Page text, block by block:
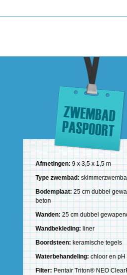
Afmetingen:9 x 3,5 x 1,5 m
Type zwembad:
Bodemplaat: 25 cm dubbel
beton
Wanden:25 cm dubbel
Wandbekleding: liner
Boordsteen: keramische tegels
Waterbehandeling:chloor en pH
Filter: Pentair Triton® NEO